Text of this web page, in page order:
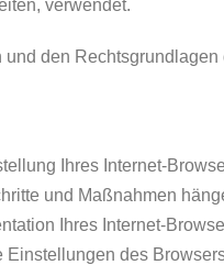
verwendet.
den
Ihres Internet-
und Maßnahmen
Ihres Internet-
des